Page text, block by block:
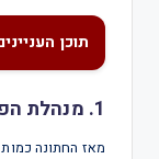
תוכן
1. מנהלת הפרוייקטים
מאז החתונה